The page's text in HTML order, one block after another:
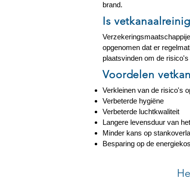
brand.
opgenomen dat er
plaatsvinden om de
Verkleinen van de risico's
Verbeterde hygiëne
Verbeterde luchtkwaliteit
Langere levensduur van
Minder kans op
Besparing op de
Is
Voordelen